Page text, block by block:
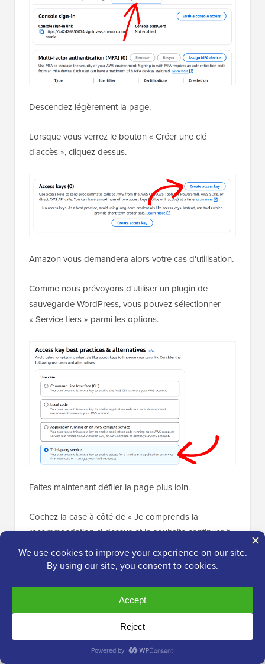
Descendez légèrement la page.
Lorsque vous verrez le bouton « Créer une clé
d'accès », cliquez dessus.
Amazon vous demandera alors votre cas d'utilisation.
Comme nous prévoyons d'utiliser un plugin de
sauvegarde WordPress, vous pouvez sélectionner
« Service tiers » parmi les options.
Faites maintenant défiler la page plus loin.
Cochez la case à côté de « Je comprends la
recommandation ci-dessus et je souhaite continuer à
créer une clé d'accès » et cliquez sur « Suivant ».